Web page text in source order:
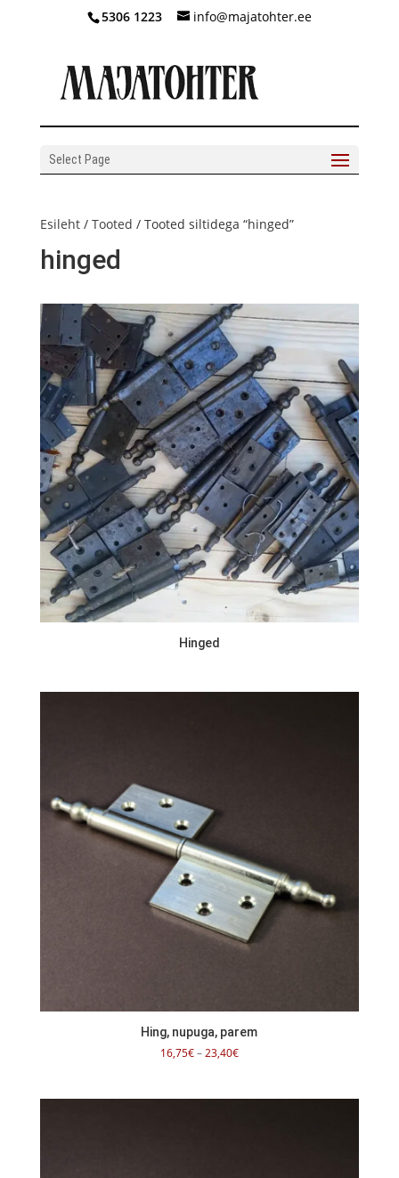
5306 1223 info@majatohter.ee
Select Page
Esileht/ Tooted / Tooted siltidega “hinged”
hinged
Hinged
Hing, nupuga, parem
16,75€–23,40€Hinnavahemik: